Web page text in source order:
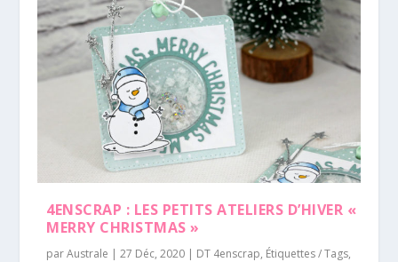
4ENSCRAP : LES PETITS ATELIERS D’HIVER «
MERRY CHRISTMAS »
parAustrale |27 Déc, 2020 | DT 4enscrap, Étiquettes / Tags,